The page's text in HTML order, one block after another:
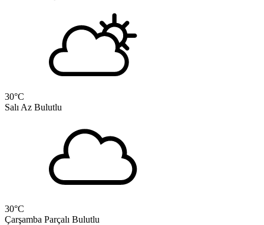
30°C
Salı Az Bulutlu
30°C
Çarşamba Parçalı Bulutlu